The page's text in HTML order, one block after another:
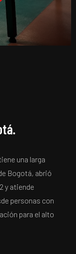
una larga
Bogotá, abrió
y atiende
personas con
para el alto